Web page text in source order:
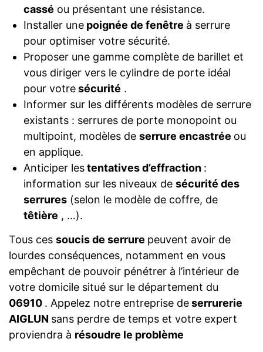
cassé ou présentant une résistance.
Installer unepoignée de fenêtre à serrure
pour optimiser votre sécurité.
Proposer une gamme complète de barillet et
vous diriger vers le cylindre de porte idéal
pour votresécurité .
Informer sur les différents modèles de serrure
existants : serrures de porte monopoint ou
multipoint, modèles de serrure encastrée ou
en applique.
Anticiper lestentatives d’effraction :
information sur les niveaux de sécurité des
serrures(selon le modèle de coffre, de
têtière , …).
Tous ces soucis de serrure peuvent avoir de
lourdes conséquences, notamment en vous
empêchant de pouvoir pénétrer à l’intérieur de
votre domicile situé sur le département du
06910 . Appelez notre entreprise deserrurerie
AIGLUN sans perdre de temps et votre expert
proviendra à résoudre le problème